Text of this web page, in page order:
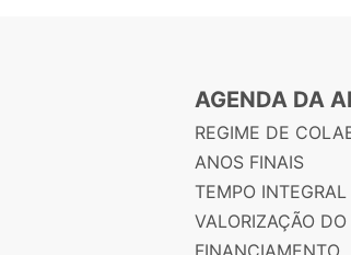
AGENDA DA
REGIME DE
ANOS FINAIS
TEMPO INTEGRAL
VALORIZAÇÃO DO
FINANCIAMENTO